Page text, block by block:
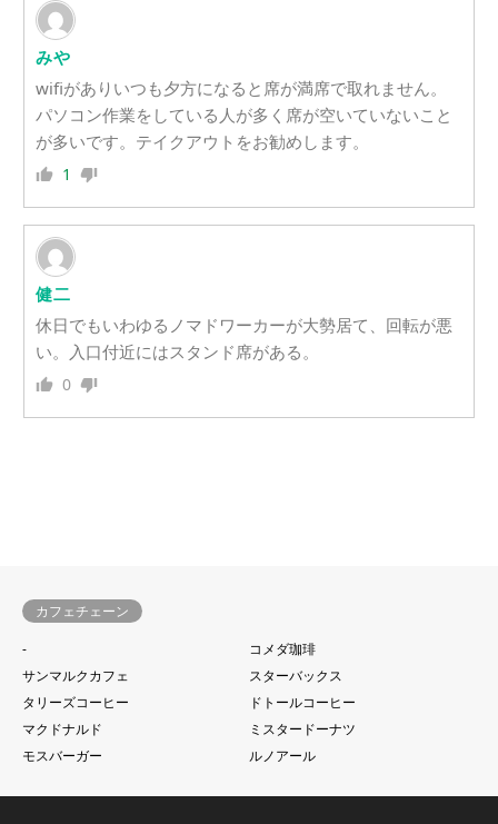
みや
wifiがありいつも夕方になると席が満席で取れません。
パソコン作業をしている人が多く席が空いていないこと
が多いです。テイクアウトをお勧めします。
1
健二
休日でもいわゆるノマドワーカーが大勢居て、回転が悪
い。入口付近にはスタンド席がある。
0
カフェチェーン
-
コメダ珈琲
サンマルクカフェ
スターバックス
タリーズコーヒー
ドトールコーヒー
マクドナルド
ミスタードーナツ
モスバーガー
ルノアール